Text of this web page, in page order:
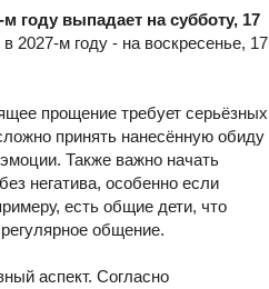
году выпадает на субботу, 17
2027-м году - на воскресенье, 17
прощение требует серьёзных
принять нанесённую обиду
Также важно начать
негатива, особенно если
есть общие дети, что
общение.
аспект. Согласно